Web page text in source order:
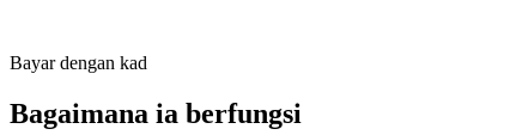
Bayar dengan kad
Bagaimana ia berfungsi